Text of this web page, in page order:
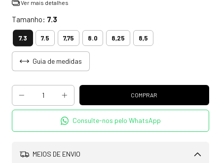
Ver mais detalhes
Tamanho: 7.3
7.3 7.5 7,75 8.0 8,25 8,5
Guia de medidas
Consulte-nos pelo WhatsApp
MEIOS DE ENVIO